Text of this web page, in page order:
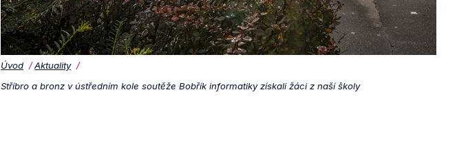
Úvod
Aktuality
Stříbro a bronz v ústředním kole soutěže Bobřík informatiky získali žáci z naší školy